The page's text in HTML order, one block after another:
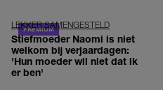
LEKKER SAMENGESTELD
Stiefmoeder Naomi is niet
welkom bij verjaardagen:
'Hun moeder wil niet dat ik
er ben'